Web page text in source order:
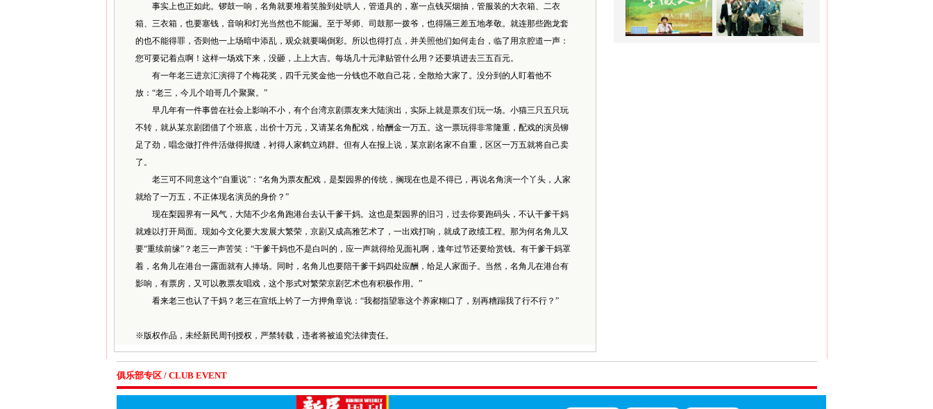
事实上也正如此。锣鼓一响，名角就要堆着笑脸到处哄人，管道具的，塞一点钱买烟抽，管服装的大衣箱、二衣
箱、三衣箱，也要塞钱，音响和灯光当然也不能漏。至于琴师、司鼓那一拨爷，也得隔三差五地孝敬。就连那些跑龙套
的也不能得罪，否则他一上场暗中添乱，观众就要喝倒彩。所以也得打点，并关照他们如何走台，临了用京腔道一声：
您可要记着点啊！这样一场戏下来，没砸，上上大吉。每场几十元津贴管什么用？还要填进去三五百元。
有一年老三进京汇演得了个梅花奖，四千元奖金他一分钱也不敢自己花，全散给大家了。没分到的人盯着他不
放：“老三，今儿个咱哥几个聚聚。”
早几年有一件事曾在社会上影响不小，有个台湾京剧票友来大陆演出，实际上就是票友们玩一场。小猫三只五只玩
不转，就从某京剧团借了个班底，出价十万元，又请某名角配戏，给酬金一万五。这一票玩得非常隆重，配戏的演员铆
足了劲，唱念做打件件活做得抿缝，衬得人家鹤立鸡群。但有人在报上说，某京剧名家不自重，区区一万五就将自己卖
了。
老三可不同意这个“自重说”：“名角为票友配戏，是梨园界的传统，搁现在也是不得已，再说名角演一个丫头，人家
就给了一万五，不正体现名演员的身价？”
现在梨园界有一风气，大陆不少名角跑港台去认干爹干妈。这也是梨园界的旧习，过去你要跑码头，不认干爹干妈
就难以打开局面。现如今文化要大发展大繁荣，京剧又成高雅艺术了，一出戏打响，就成了政绩工程。那为何名角儿又
要“重续前缘”？老三一声苦笑：“干爹干妈也不是白叫的，应一声就得给见面礼啊，逢年过节还要给赏钱。有干爹干妈罩
着，名角儿在港台一露面就有人捧场。同时，名角儿也要陪干爹干妈四处应酬，给足人家面子。当然，名角儿在港台有
影响，有票房，又可以教票友唱戏，这个形式对繁荣京剧艺术也有积极作用。”
看来老三也认了干妈？老三在宣纸上钤了一方押角章说：“我都指望靠这个养家糊口了，别再糟蹋我了行不行？”
※版权作品，未经新民周刊授权，严禁转载，违者将被追究法律责任。
俱乐部专区 / CLUB EVENT